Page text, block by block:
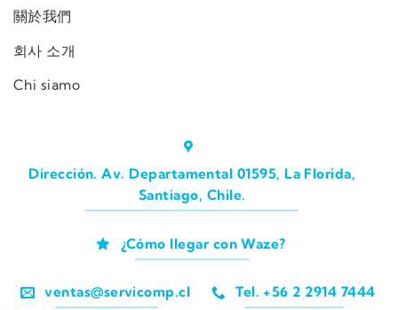
關於我們
회사 소개
Chi siamo
Dirección. Av. Departamental 01595, La Florida,
Santiago, Chile.
¿Cómo llegar con Waze?
ventas@servicomp.cl Tel. +56 2 2914 7444